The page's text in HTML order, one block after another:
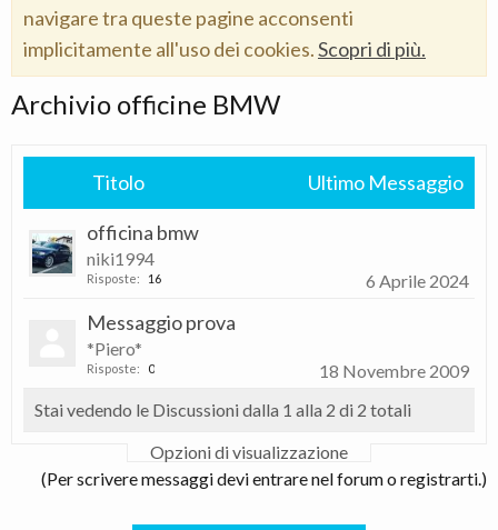
navigare tra queste pagine acconsenti
implicitamente all'uso dei cookies.Scopri di più.
Archivio officine BMW
Titolo Ultimo Messaggio
officina bmw
niki1994
Risposte: 16 6 Aprile 2024
Messaggio prova
*Piero*
Risposte: 0
18 Novembre 2009
Stai vedendo le Discussioni dalla 1 alla 2 di 2 totali
Opzioni di visualizzazione
(Per scrivere messaggi devi entrare nel forum o registrarti.)